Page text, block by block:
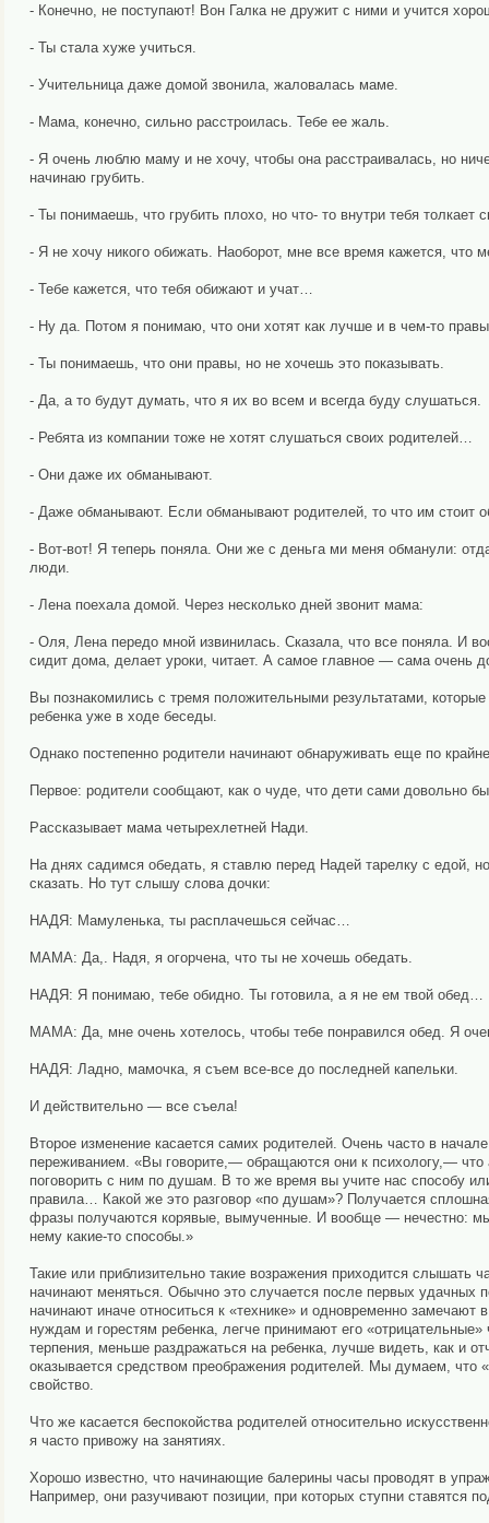
- Конечно, не поступают! Вон Галка не дружит с ними и учится
- Ты стала хуже учиться.
- Учительница даже домой звонила, жаловалась маме.
- Мама, конечно, сильно расстроилась. Тебе ее жаль.
- Я очень люблю маму и не хочу, чтобы она расстраивалась, но
начинаю грубить.
- Ты понимаешь, что грубить плохо, но что- то внутри тебя толкает
- Я не хочу никого обижать. Наоборот, мне все время кажется, что
- Тебе кажется, что тебя обижают и учат…
- Ну да. Потом я понимаю, что они хотят как лучше и в чем-то
- Ты понимаешь, что они правы, но не хочешь это показывать.
- Да, а то будут думать, что я их во всем и всегда буду слушаться.
- Ребята из компании тоже не хотят слушаться своих родителей…
- Они даже их обманывают.
- Даже обманывают. Если обманывают родителей, то что им стоит
- Вот-вот! Я теперь поняла. Они же с деньга ми меня обманули:
люди.
- Лена поехала домой. Через несколько дней звонит мама:
- Оля, Лена передо мной извинилась. Сказала, что все поняла. И
сидит дома, делает уроки, читает. А самое главное — сама очень
Вы познакомились с тремя положительными результатами,
ребенка уже в ходе беседы.
Однако постепенно родители начинают обнаруживать еще по
Первое: родители сообщают, как о чуде, что дети сами довольно
Рассказывает мама четырехлетней Нади.
На днях садимся обедать, я ставлю перед Надей тарелку с едой,
сказать. Но тут слышу слова дочки:
НАДЯ: Мамуленька, ты расплачешься сейчас…
МАМА: Да,. Надя, я огорчена, что ты не хочешь обедать.
НАДЯ: Я понимаю, тебе обидно. Ты готовила, а я не ем твой обед…
МАМА: Да, мне очень хотелось, чтобы тебе понравился обед. Я
НАДЯ: Ладно, мамочка, я съем все-все до последней капельки.
И действительно — все съела!
Второе изменение касается самих родителей. Очень часто в
переживанием. «Вы говорите,— обращаются они к психологу,— что
поговорить с ним по душам. В то же время вы учите нас способу
правила… Какой же это разговор «по душам»? Получается
фразы получаются корявые, вымученные. И вообще — нечестно:
нему какие-то способы.»
Такие или приблизительно такие возражения приходится слышать
начинают меняться. Обычно это случается после первых удачных
начинают иначе относиться к «технике» и одновременно
нуждам и горестям ребенка, легче принимают его
терпения, меньше раздражаться на ребенка, лучше видеть, как и
оказывается средством преображения родителей. Мы думаем,
свойство.
Что же касается беспокойства родителей относительно
я часто привожу на занятиях.
Хорошо известно, что начинающие балерины часы проводят в
Например, они разучивают позиции, при которых ступни ставятся